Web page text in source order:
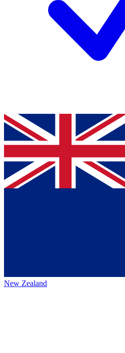
New Zealand